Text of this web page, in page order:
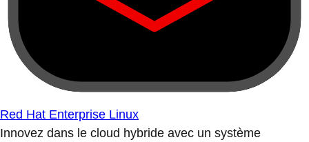
Red Hat Enterprise Linux
Innovez dans le cloud hybride avec un système